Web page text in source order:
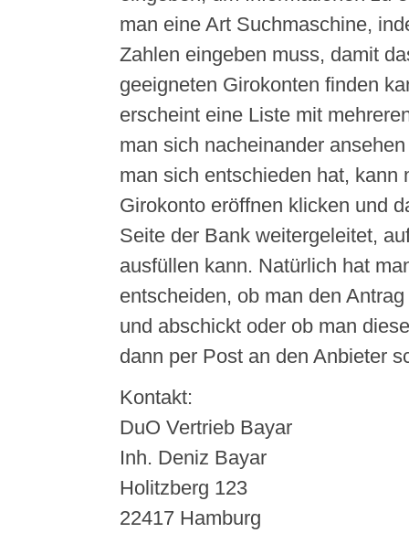
man eine Art Suchmaschine,
Zahlen eingeben muss, damit
geeigneten Girokonten finden
erscheint eine Liste mit
man sich nacheinander
man sich entschieden hat, kann
Girokonto eröffnen klicken und
Seite der Bank weitergeleitet,
ausfüllen kann. Natürlich hat
entscheiden, ob man den
und abschickt oder ob man
dann per Post an den Anbieter
Kontakt:
DuO Vertrieb Bayar
Inh. Deniz Bayar
Holitzberg 123
22417 Hamburg